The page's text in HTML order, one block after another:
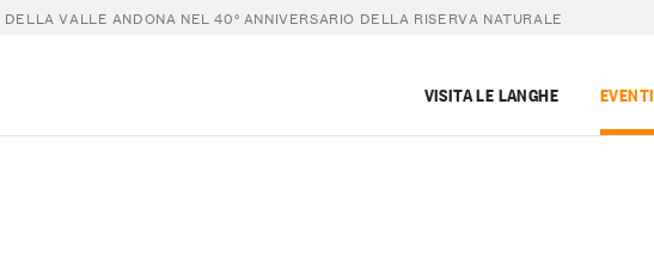
VALLE ANDONA NEL 40° ANNIVERSARIO DELLA RISERVA NATURALE
VISITA LE LANGHE EVENTI